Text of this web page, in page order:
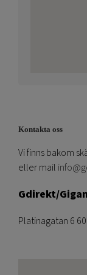
Kontakta oss
Vi finns bakom
eller mail
Gdirekt/
Platinagatan 6